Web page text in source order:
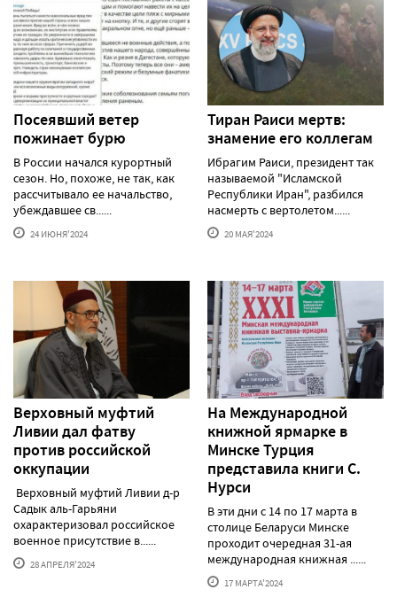
Посеявший ветер
пожинает бурю
В России начался курортный
сезон. Но, похоже, не так, как
рассчитывало ее начальство,
убеждавшее св......
24 ИЮНЯ'2024
Тиран Раиси мертв:
знамение его коллегам
Ибрагим Раиси, президент так
называемой "Исламской
Республики Иран", разбился
насмерть с вертолетом......
20 МАЯ'2024
Верховный муфтий
Ливии дал фатву
против российской
оккупации
Верховный муфтий Ливии д-р
Садык аль-Гарьяни
охарактеризовал российское
военное присутствие в......
28 АПРЕЛЯ'2024
На Международной
книжной ярмарке в
Минске Турция
представила книги С.
Нурси
В эти дни с 14 по 17 марта в
столице Беларуси Минске
проходит очередная 31-ая
международная книжная ......
17 МАРТА'2024